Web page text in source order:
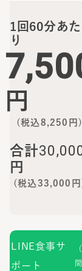
1回60分あた
り
円
(税込8,250 円)
合計
円
(税込33,000
LINE食事サ
ポート